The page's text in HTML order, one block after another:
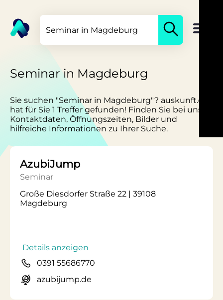
Seminar in Magdeburg
Sie suchen "Seminar in Magdeburg"? auskunft.de
hat für Sie 1 Treffer gefunden! Finden Sie bei uns
Kontaktdaten, Öffnungszeiten, Bilder und
hilfreiche Informationen zu Ihrer Suche.
AzubiJump
Seminar
Große Diesdorfer Straße 22 | 39108
Magdeburg
Details anzeigen
0391 55686770
azubijump.de